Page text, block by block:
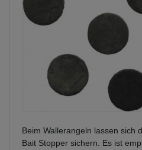
Beim Wallerangeln lassen sich
Bait Stopper sichern. Es ist